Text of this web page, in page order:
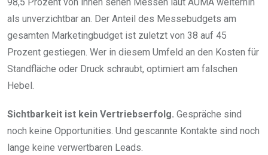
als unverzichtbar an. Der Anteil des Messebudgets am
gesamten Marketingbudget ist zuletzt von 38 auf 45
Prozent gestiegen. Wer in diesem Umfeld an den Kosten für
Standfläche oder Druck schraubt, optimiert am falschen
Hebel.
Sichtbarkeit ist kein Vertriebserfolg. Gespräche sind
noch keine Opportunities. Und gescannte Kontakte sind noch
lange keine verwertbaren Leads.